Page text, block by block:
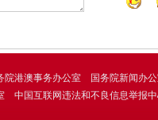
院港澳事务办公室
国务院新闻办
中国互联网违法和不良信息举报